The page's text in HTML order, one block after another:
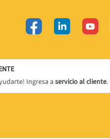
Ingresa aservicio al cliente.